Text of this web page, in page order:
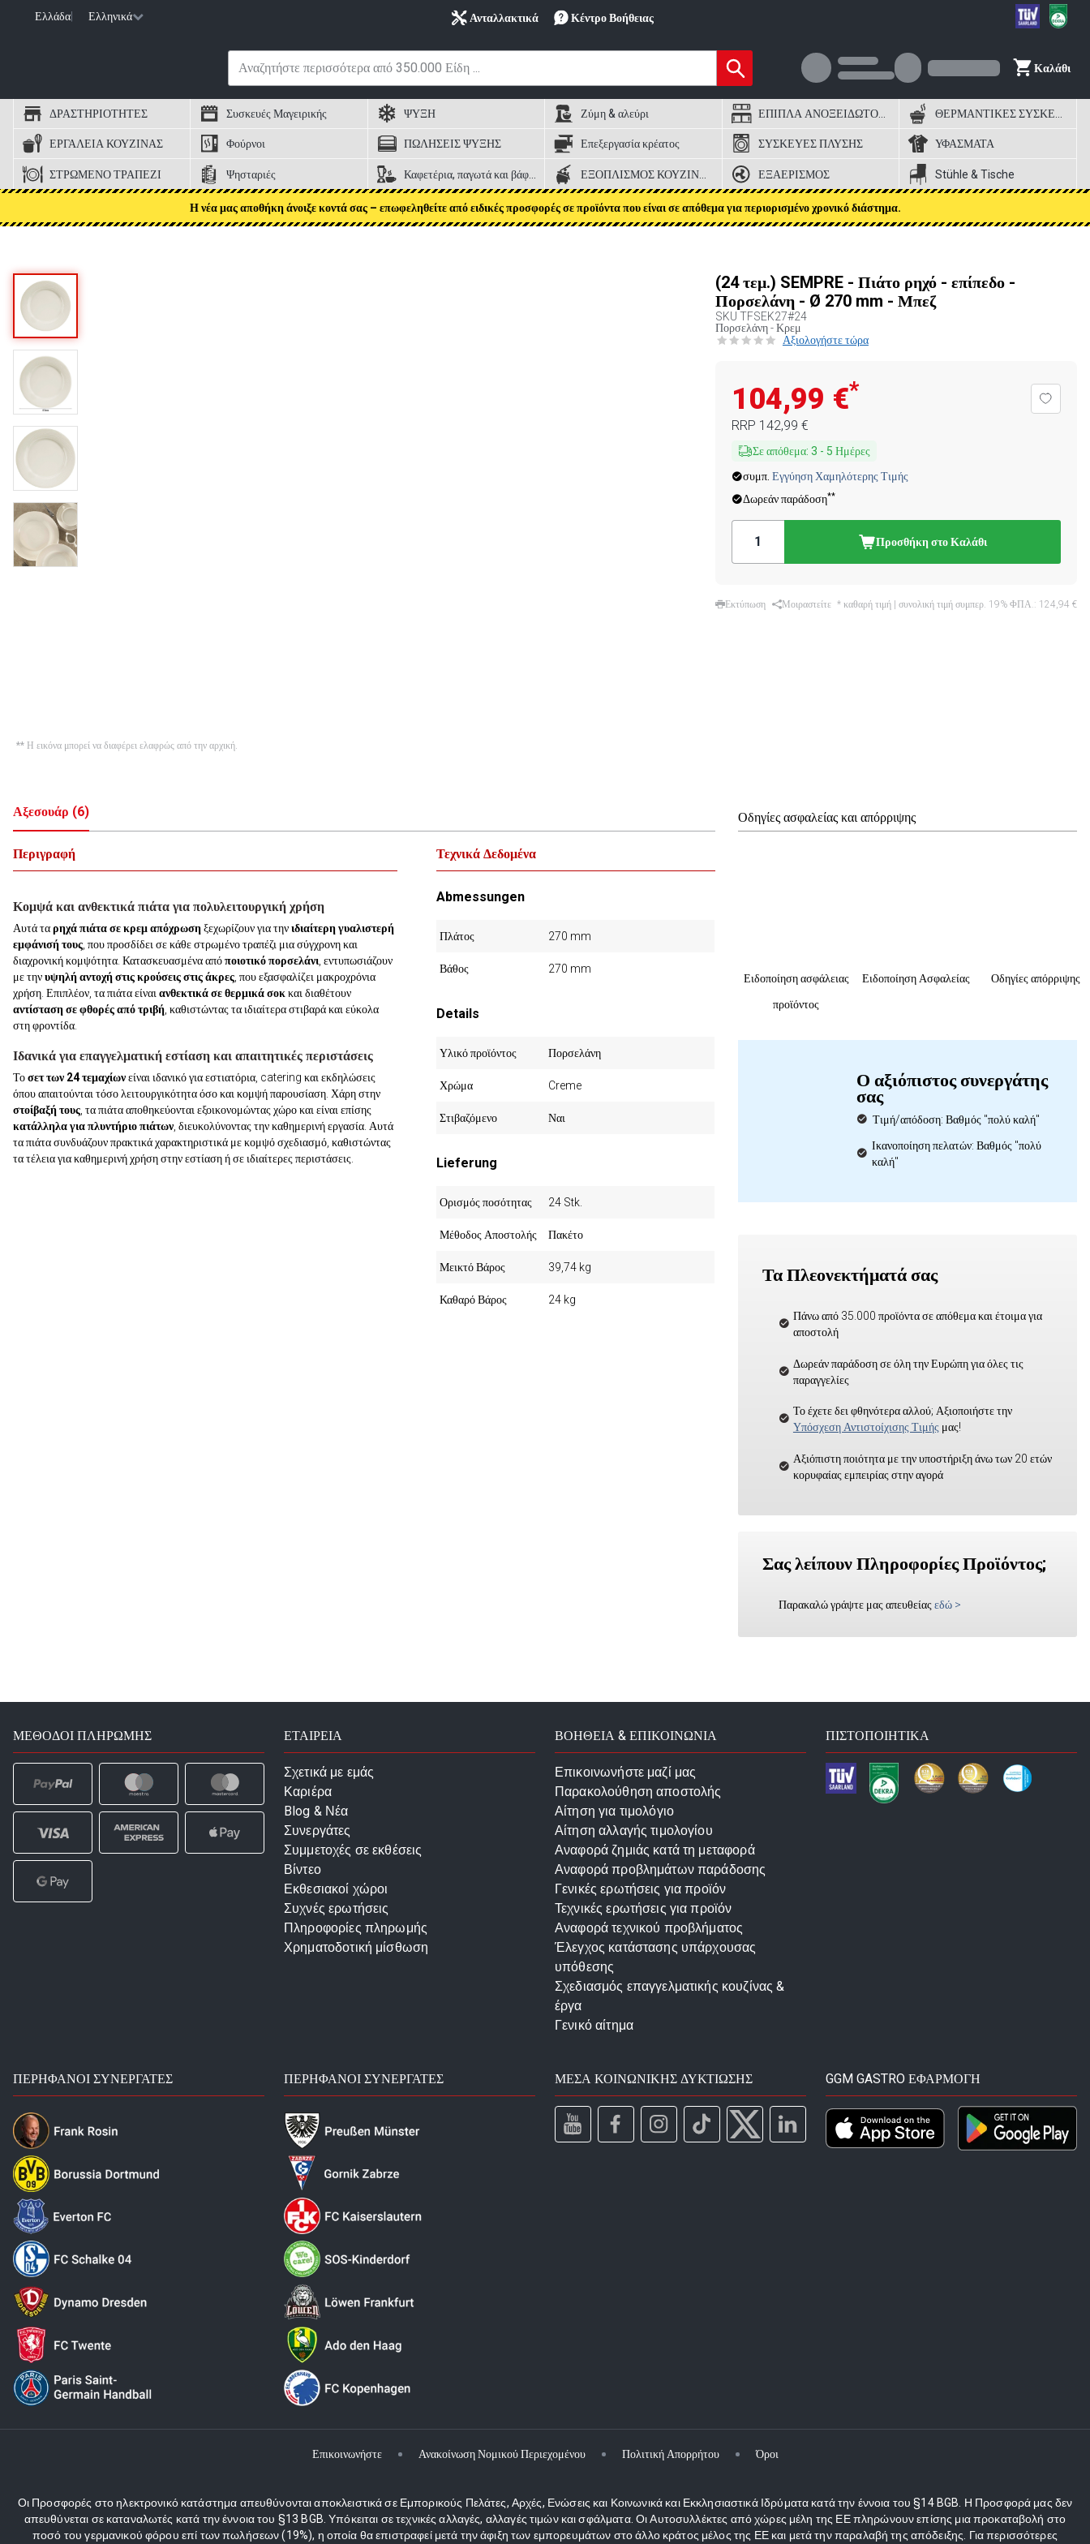
Ελλάδα Ελληνικά Ανταλλακτικά Κέντρο Βοήθειας
Καλάθι
ΔΡΑΣΤΗΡΙΟΤΗΤΕΣ Συσκευές Μαγειρικής ΨΥΞΗ Ζύμη & αλεύρι ΕΠΙΠΛΑ ΑΝΟΞΕΙΔΩΤΟΣ ΧΑΛΥΒΑΣ
ΕΡΓΑΛΕΙΑ ΚΟΥΖΙΝΑΣ Φούρνοι ΠΩΛΗΣΕΙΣ ΨΥΞΗΣ Επεξεργασία κρέατος ΣΥΣΚΕΥΕΣ ΠΛΥΣΗΣ ΥΦΑΣΜΑΤΑ
ΣΤΡΩΜΕΝΟ ΤΡΑΠΕΖΙ Ψησταριές Καφετέρια, παγωτά και βάφλες ΕΞΑΕΡΙΣΜΟΣ Stühle & Tische
Η νέα μας αποθήκη άνοιξε κοντά σας – επωφεληθείτε από ειδικές προσφορές σε προϊόντα που είναι σε απόθεμα για περιορισμένο χρονικό διάστημα.
** Η εικόνα μπορεί να διαφέρει ελαφρώς από την αρχική.
(24 τεμ.) SEMPRE - Πιάτο ρηχό - επίπεδο -
Πορσελάνη - Ø 270 mm - Μπεζ
SKU TFSEK27#24
Πορσελάνη - Κρεμ
Αξιολογήστε τώρα
104,99 €*
RRP 142,99 €
Σε απόθεμα: 3 - 5 Ημέρες
συμπ. Εγγύηση Χαμηλότερης Τιμής
Δωρεάν παράδοση**
Προσθήκη στο Καλάθι
Εκτύπωση Μοιραστείτε * καθαρή τιμή | συνολική τιμή συμπερ. 19% ΦΠΑ.: 124,94 €
Αξεσουάρ (6)
Περιγραφή
Κομψά και ανθεκτικά πιάτα για πολυλειτουργική χρήση
Αυτά ταρηχά πιάτα σε κρεμ απόχρωσηξεχωρίζουν για τηνιδιαίτερη γυαλιστερή
εμφάνισή τους , που προσδίδει σε κάθε στρωμένο τραπέζι μια σύγχρονη και
διαχρονική κομψότητα. Κατασκευασμένα απόποιοτικό πορσελάνι , εντυπωσιάζουν
με τηνυψηλή αντοχή στις κρούσεις στις άκρες , που εξασφαλίζει μακροχρόνια
χρήση. Επιπλέον, τα πιάτα είναι ανθεκτικά σε θερμικά σοκκαι διαθέτουν
αντίσταση σε φθορές από τριβή , καθιστώντας τα ιδιαίτερα στιβαρά και εύκολα
στη φροντίδα.
Ιδανικά για επαγγελματική εστίαση και απαιτητικές περιστάσεις
Τοσετ των 24 τεμαχίωνείναι ιδανικό για εστιατόρια, catering και εκδηλώσεις
όπου απαιτούνται τόσο λειτουργικότητα όσο και κομψή παρουσίαση. Χάρη στην
στοίβαξή τους , τα πιάτα αποθηκεύονται εξοικονομώντας χώρο και είναι επίσης
κατάλληλα για πλυντήριο πιάτων , διευκολύνοντας την καθημερινή εργασία. Αυτά
τα πιάτα συνδυάζουν πρακτικά χαρακτηριστικά με κομψό σχεδιασμό, καθιστώντας
τα τέλεια για καθημερινή χρήση στην εστίαση ή σε ιδιαίτερες περιστάσεις.
Τεχνικά Δεδομένα
Abmessungen
Πλάτος 270 mm
Βάθος 270 mm
Details
Υλικό προϊόντος Πορσελάνη
Χρώμα Creme
Στιβαζόμενο Ναι
Lieferung
Ορισμός ποσότητας 24 Stk.
Μέθοδος Αποστολής Πακέτο
Μεικτό Βάρος 39,74 kg
Καθαρό Βάρος 24 kg
Οδηγίες ασφαλείας και απόρριψης
Ειδοποίηση ασφάλειας
προϊόντος
Ειδοποίηση Ασφαλείας Οδηγίες απόρριψης
Ο αξιόπιστος συνεργάτης
σας
Τιμή/απόδοση: Βαθμός "πολύ καλή"
Ικανοποίηση πελατών: Βαθμός "πολύ
καλή"
Τα Πλεονεκτήματά σας
Πάνω από 35.000 προϊόντα σε απόθεμα και έτοιμα για
αποστολή
Δωρεάν παράδοση σε όλη την Ευρώπη για όλες τις
παραγγελίες
Το έχετε δει φθηνότερα αλλού; Αξιοποιήστε την
Υπόσχεση Αντιστοίχισης Τιμής μας!
Αξιόπιστη ποιότητα με την υποστήριξη άνω των 20 ετών
κορυφαίας εμπειρίας στην αγορά
Σας λείπουν Πληροφορίες Προϊόντος;
Παρακαλώ γράψτε μας απευθείας εδώ >
ΜΈΘΟΔΟΙ ΠΛΗΡΩΜΉΣ ΕΤΑΙΡΕΙΑ
Σχετικά με εμάς
Καριέρα
Blog & Νέα
Συνεργάτες
Συμμετοχές σε εκθέσεις
Βίντεο
Εκθεσιακοί χώροι
Συχνές ερωτήσεις
Πληροφορίες πληρωμής
Χρηματοδοτική μίσθωση
ΒΟΗΘΕΙΑ & ΕΠΙΚΟΙΝΩΝΙΑ
Επικοινωνήστε μαζί μας
Παρακολούθηση αποστολής
Αίτηση για τιμολόγιο
Αίτηση αλλαγής τιμολογίου
Αναφορά ζημιάς κατά τη μεταφορά
Αναφορά προβλημάτων παράδοσης
Γενικές ερωτήσεις για προϊόν
Τεχνικές ερωτήσεις για προϊόν
Αναφορά τεχνικού προβλήματος
Έλεγχος κατάστασης υπάρχουσας
υπόθεσης
Σχεδιασμός επαγγελματικής κουζίνας &
έργα
Γενικό αίτημα
ΠΙΣΤΟΠΟΙΗΤΙΚΆ
ΠΕΡΉΦΑΝΟΙ ΣΥΝΕΡΓΆΤΕΣ ΠΕΡΉΦΑΝΟΙ ΣΥΝΕΡΓΆΤΕΣ ΜΈΣΑ ΚΟΙΝΩΝΙΚΉΣ ΔΥΚΤΊΩΣΗΣ GGM GASTRO ΕΦΑΡΜΟΓΉ
Επικοινωνήστε Ανακοίνωση Νομικού Περιεχομένου Πολιτική Απορρήτου Όροι
Οι Προσφορές στο ηλεκτρονικό κατάστημα απευθύνονται αποκλειστικά σε Εμπορικούς Πελάτες, Αρχές, Ενώσεις και Κοινωνικά και Εκκλησιαστικά Ιδρύματα κατά την έννοια του §14 BGB. Η Προσφορά μας δεν
απευθύνεται σε καταναλωτές κατά την έννοια του §13 BGB. Υπόκειται σε τεχνικές αλλαγές, αλλαγές τιμών και σφάλματα. Οι Αυτοσυλλέκτες από χώρες μέλη της ΕΕ πληρώνουν επίσης μια προκαταβολή στο
ποσό του γερμανικού φόρου επί των πωλήσεων (19%), η οποία θα επιστραφεί μετά την άφιξη των εμπορευμάτων στο άλλο κράτος μέλος της ΕΕ και μετά την παραλαβή της απόδειξης. Για περισσότερες